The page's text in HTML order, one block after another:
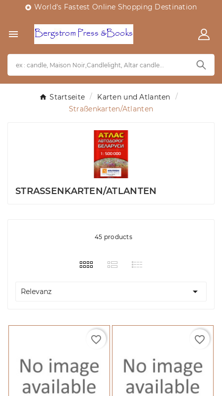
 World's Fastest Online Shopping Destination

Startseite
Karten und Atlanten
Straßenkarten/Atlanten
STRASSENKARTEN/ATLANTEN
45 products
Relevanz 
favorite_border favorite_border